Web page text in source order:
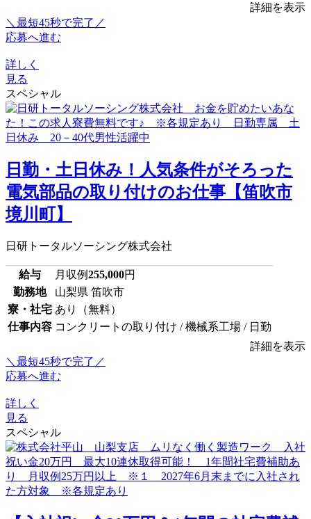
詳細を表示
＼最短45秒で完了／
応募へ進む
詳しく
見る
スペシャル
日勤・土日休み！人気条件がそろった
電気部品の取り付けのお仕事【笛吹市
境川町】
日研トータルソーシング株式会社
給与 月収例255,000円
勤務地
山梨県 笛吹市
寮・社宅 あり（無料）
仕事内容 コンクリートの取り付け / 機械系工場 / 日勤
詳細を表示
＼最短45秒で完了／
応募へ進む
詳しく
見る
スペシャル